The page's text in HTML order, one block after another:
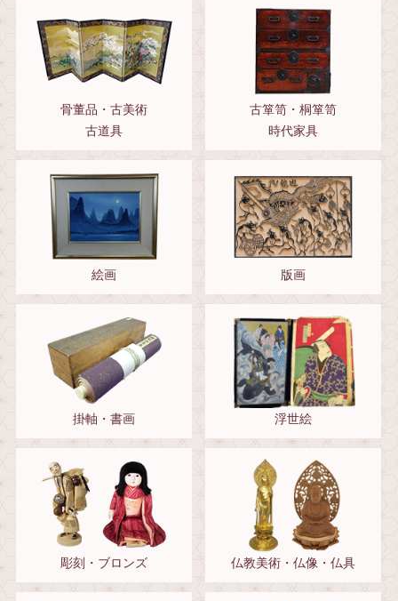
骨董品・古美術
古道具
古箪笥・桐箪笥
時代家具
絵画 版画
掛軸・書画 浮世絵
彫刻・ブロンズ 仏教美術・仏像・仏具